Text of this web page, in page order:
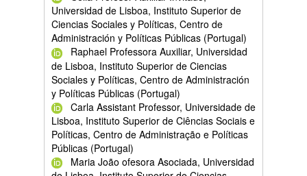
Universidad de Lisboa, Instituto Superior de
Ciencias Sociales y Políticas, Centro de
Administración y Políticas Públicas (Portugal)
Raphael Professora Auxiliar, Universidad
de Lisboa, Instituto Superior de Ciencias
Sociales y Políticas, Centro de Administración
y Políticas Públicas (Portugal)
Carla Assistant Professor, Universidade de
Lisboa, Instituto Superior de Ciências Sociais e
Políticas, Centro de Administração e Políticas
Públicas (Portugal)
Maria João ofesora Asociada, Universidad